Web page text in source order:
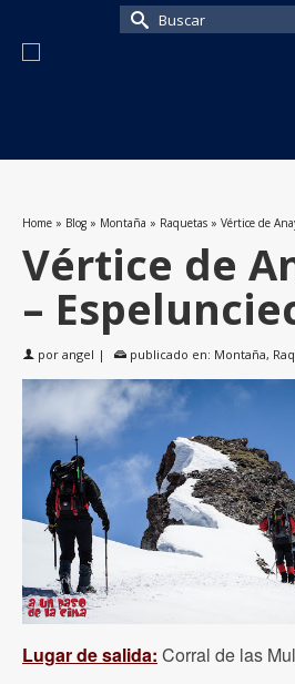
Buscar
Home » Blog » Montaña » Raquetas » Vértice de
Vértice de
–
por angel | publicado en: Montaña,
Lugar de salida: Corral de las